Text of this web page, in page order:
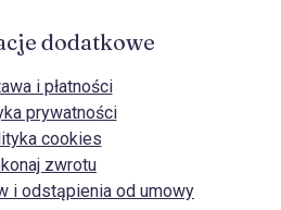
dodatkowe
i płatności
prywatności
cookies
zwrotu
i odstąpienia od umowy